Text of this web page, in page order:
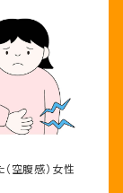
空腹感）女性